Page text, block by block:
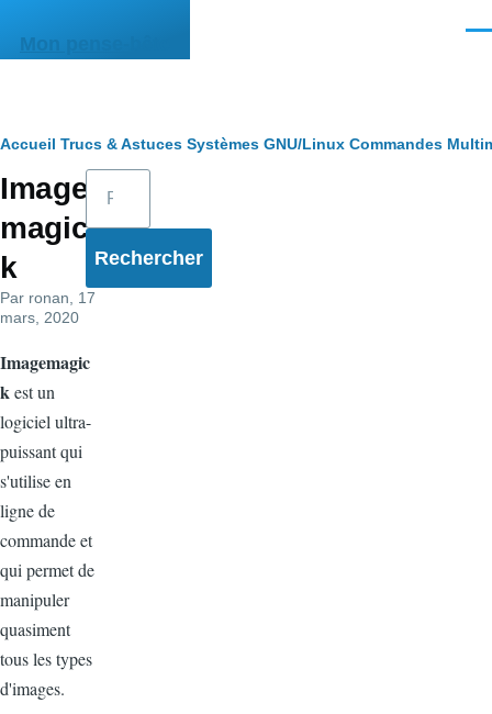
Mon pense-bête
Fil
d'Ariane
Accueil Trucs & Astuces Systèmes GNU/Linux Commandes
Image
magic
k
Par ronan , 17
mars, 2020
Imagemagic
kest un
logiciel ultra-
puissant qui
s'utilise en
ligne de
commande et
qui permet de
manipuler
quasiment
tous les types
d'images.